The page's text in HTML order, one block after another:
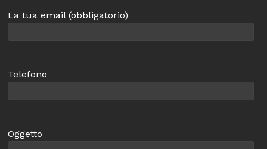
La tua email (obbligatorio)
Telefono
Oggetto